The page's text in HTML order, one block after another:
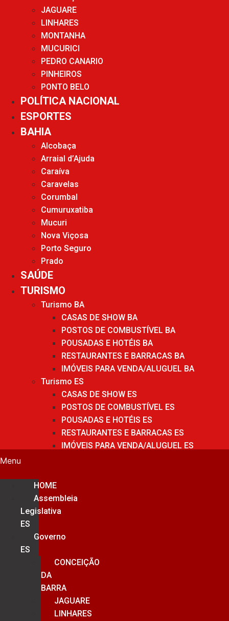
JAGUARE
LINHARES
MONTANHA
MUCURICI
PEDRO CANARIO
PINHEIROS
PONTO BELO
POLÍTICA NACIONAL
ESPORTES
BAHIA
Alcobaça
Arraial d’Ajuda
Caraíva
Caravelas
Corumbal
Cumuruxatiba
Mucuri
Nova Viçosa
Porto Seguro
Prado
SAÚDE
TURISMO
Turismo BA
CASAS DE SHOW BA
POSTOS DE COMBUSTÍVEL BA
POUSADAS E HOTÉIS BA
RESTAURANTES E BARRACAS BA
IMÓVEIS PARA VENDA/ALUGUEL BA
Turismo ES
CASAS DE SHOW ES
POSTOS DE COMBUSTÍVEL ES
POUSADAS E HOTÉIS ES
RESTAURANTES E BARRACAS ES
IMÓVEIS PARA VENDA/ALUGUEL ES
Menu
HOME
Assembleia
Legislativa
ES
Governo
ES
CONCEIÇÃO
DA
BARRA
JAGUARE
LINHARES